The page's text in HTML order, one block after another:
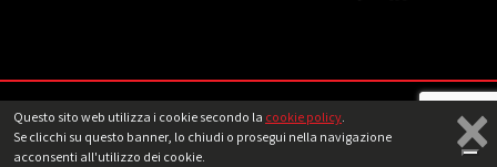
Questo sito web utilizza i cookie secondo la cookie policy.
Se clicchi su questo banner, lo chiudi o prosegui nella navigazione
acconsenti all'utilizzo dei cookie.
×
Copyright © 2026 iMasterArt S.r.l. ‐ All rights reserved. Tutti i diritti relativi ad
immagini e video pubblicati sono dei rispettiviaventi diritto‐ Note legali